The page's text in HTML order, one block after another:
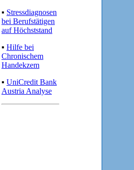
▪ Stressdiagnosen
bei Berufstätigen
auf Höchststand
▪ Hilfe bei
Chronischem
Handekzem
▪ UniCredit Bank
Austria Analyse